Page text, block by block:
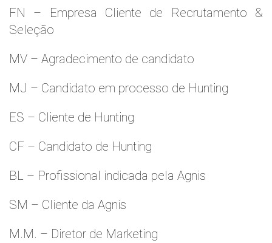
FN – Empresa Cliente de Recrutamento &
Seleção
MV – Agradecimento de candidato
MJ – Candidato em processo de Hunting
ES – Cliente de Hunting
CF – Candidato de Hunting
BL – Profissional indicada pela Agnis
SM – Cliente da Agnis
M.M. – Diretor de Marketing